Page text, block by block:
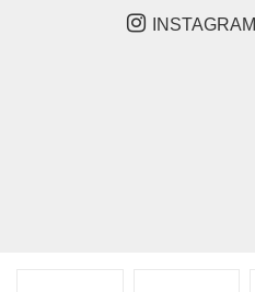
INSTAGRAM